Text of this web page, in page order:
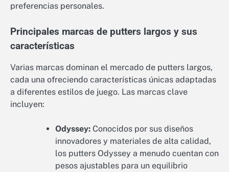
preferencias personales.
Principales marcas de putters largos y sus
características
Varias marcas dominan el mercado de putters largos,
cada una ofreciendo características únicas adaptadas
a diferentes estilos de juego. Las marcas clave
incluyen:
Odyssey: Conocidos por sus diseños
innovadores y materiales de alta calidad,
los putters Odyssey a menudo cuentan con
pesos ajustables para un equilibrio